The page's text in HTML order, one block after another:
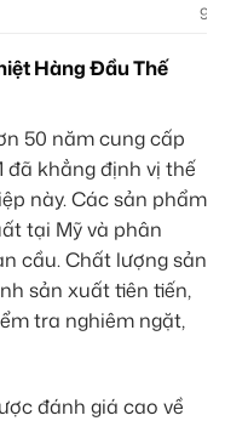
Hàng Đầu Thế
50 năm cung cấp
đã khẳng định vị thế
này. Các sản phẩm
tại Mỹ và phân
cầu. Chất lượng sản
sản xuất tiên tiến,
tra nghiêm ngặt,
đánh giá cao về